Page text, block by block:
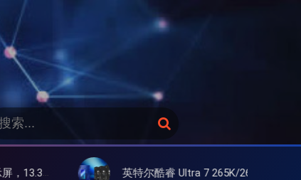
搜
英特尔酷睿 Ultra 7 265K/265KF 官降100美元促销，快和酷睿 Ultra 5 差不多了